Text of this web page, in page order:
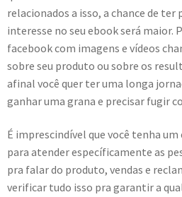
relacionados a isso, a chance de ter
interesse no seu ebook será maior.
facebook com imagens e vídeos
sobre seu produto ou sobre os
afinal você quer ter uma longa
ganhar uma grana e precisar fugir
É imprescindível que você tenha
para atender específicamente as
pra falar do produto, vendas e
verificar tudo isso pra garantir a